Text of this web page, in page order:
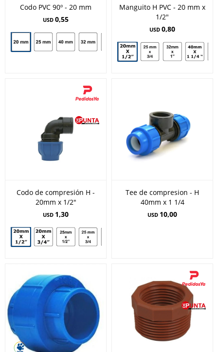
Codo PVC 90º - 20 mm
USD 0,55
Manguito H PVC - 20 mm x
1/2"
USD 0,80
Codo de compresión H -
20mm x 1/2"
USD 1,30
Tee de compresion - H
40mm x 1 1/4
USD 10,00